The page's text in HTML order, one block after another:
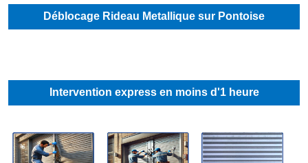
Déblocage Rideau Metallique sur Pontoise
Intervention express en moins d'1 heure